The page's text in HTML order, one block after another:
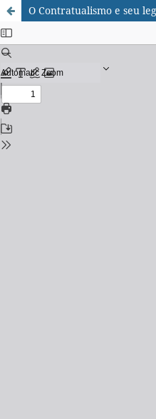
O Contratualismo e seu